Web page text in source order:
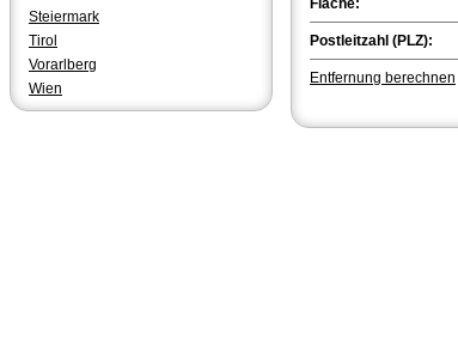
Steiermark
Tirol
Vorarlberg
Wien
Fläche:
Postleitzahl (PLZ):
Entfernung berechnen